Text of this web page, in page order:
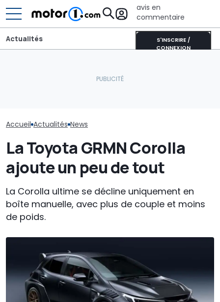
avis en
commentaire
S'INSCRIRE /
CONNEXION
Actualités
Accueil Actualités News
La Toyota GRMN Corolla
ajoute un peu de tout
La Corolla ultime se décline uniquement en
boîte manuelle, avec plus de couple et moins
de poids.